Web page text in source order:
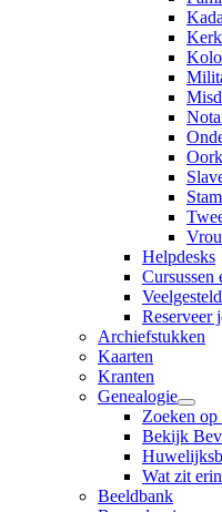
Helpdesks
Cursussen
Reserveer
Archiefstukken
Kaarten
Kranten
Genealogie
Zoeken op
Bekijk
Wat zit
Beeldbank